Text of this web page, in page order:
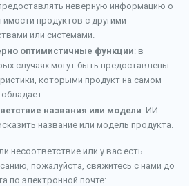
неверную информацию о
продуктов с другими
или системами.
оптимистичные функции: в
случаях могут быть предоставлены
которыми продукт на самом
названия или модели: ИИ
название или модель продукта.
несоответствие или у вас есть
пожалуйста, свяжитесь с нами до
по электронной почте: